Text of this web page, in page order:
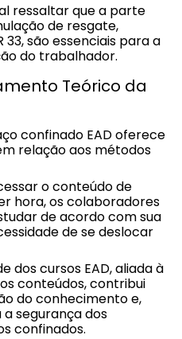
ressaltar que a parte
de resgate,
são essenciais para a
do trabalhador.
Teórico da
confinado EAD oferece
relação aos métodos
o conteúdo de
hora, os colaboradores
de acordo com sua
de se deslocar
dos cursos EAD, aliada à
conteúdos, contribui
do conhecimento e,
segurança dos
confinados.